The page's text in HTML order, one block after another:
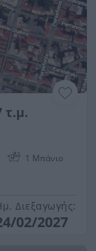
τ.μ.
1 Μπάνιo
Διεξαγωγής:
02/2027